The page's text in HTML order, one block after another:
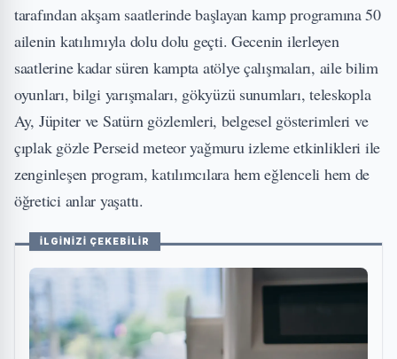
tarafından akşam saatlerinde başlayan kamp programına 50
ailenin katılımıyla dolu dolu geçti. Gecenin ilerleyen
saatlerine kadar süren kampta atölye çalışmaları, aile bilim
oyunları, bilgi yarışmaları, gökyüzü sunumları, teleskopla
Ay, Jüpiter ve Satürn gözlemleri, belgesel gösterimleri ve
çıplak gözle Perseid meteor yağmuru izleme etkinlikleri ile
zenginleşen program, katılımcılara hem eğlenceli hem de
öğretici anlar yaşattı.
İLGİNİZİ ÇEKEBİLİR